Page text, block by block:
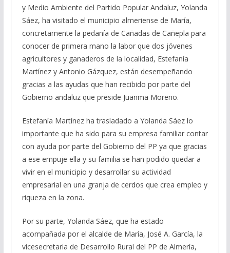
y Medio Ambiente del Partido Popular Andaluz, Yolanda
Sáez, ha visitado el municipio almeriense de María,
concretamente la pedanía de Cañadas de Cañepla para
conocer de primera mano la labor que dos jóvenes
agricultores y ganaderos de la localidad, Estefanía
Martínez y Antonio Gázquez, están desempeñando
gracias a las ayudas que han recibido por parte del
Gobierno andaluz que preside Juanma Moreno.
Estefanía Martínez ha trasladado a Yolanda Sáez lo
importante que ha sido para su empresa familiar contar
con ayuda por parte del Gobierno del PP ya que gracias
a ese empuje ella y su familia se han podido quedar a
vivir en el municipio y desarrollar su actividad
empresarial en una granja de cerdos que crea empleo y
riqueza en la zona.
Por su parte, Yolanda Sáez, que ha estado
acompañada por el alcalde de María, José A. García, la
vicesecretaria de Desarrollo Rural del PP de Almería,